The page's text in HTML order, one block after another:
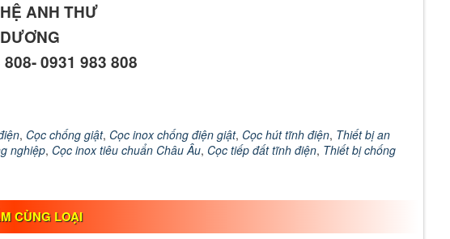
ANH THƯ
0931 983 808
, Cọc chống giật, Cọc inox chống điện giật, Cọc hút tĩnh điện, Thiết bị an
nghiệp, Cọc inox tiêu chuẩn Châu Âu, Cọc tiếp đất tĩnh điện, Thiết bị chống
CÙNG LOẠI